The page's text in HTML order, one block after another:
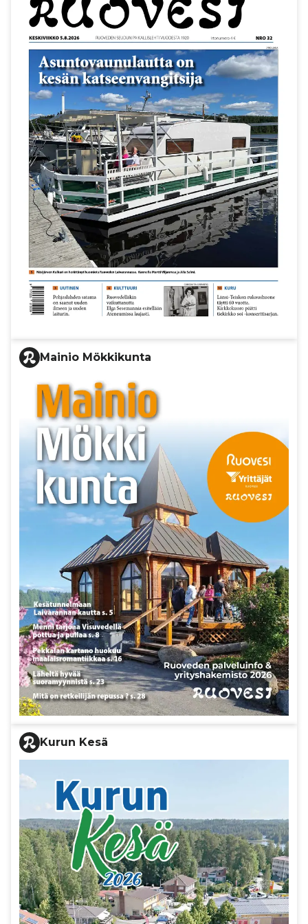
Mainio Mökkikunta
Kurun Kesä